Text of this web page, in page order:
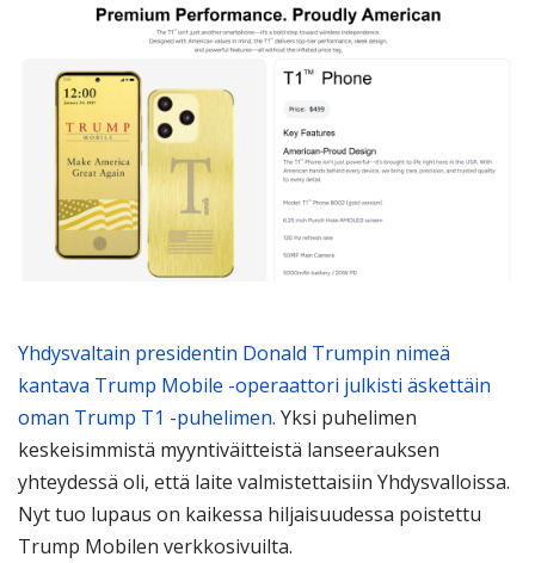
Yhdysvaltain presidentin Donald Trumpin nimeä
kantava Trump Mobile -operaattori julkisti äskettäin
oman Trump T1 -puhelimen. Yksi puhelimen
keskeisimmistä myyntiväitteistä lanseerauksen
yhteydessä oli, että laite valmistettaisiin Yhdysvalloissa.
Nyt tuo lupaus on kaikessa hiljaisuudessa poistettu
Trump Mobilen verkkosivuilta.